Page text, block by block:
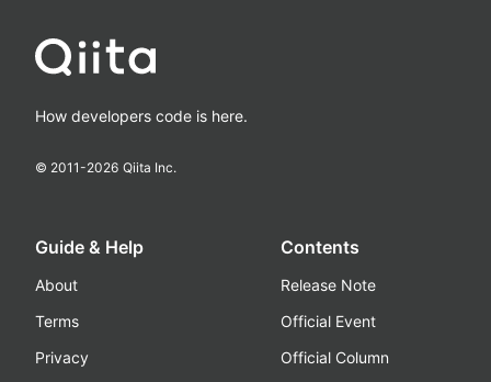
How developers code is here.
© 2011-2026 Qiita Inc.
Guide & Help
About
Terms
Privacy
Contents
Release Note
Official Event
Official Column